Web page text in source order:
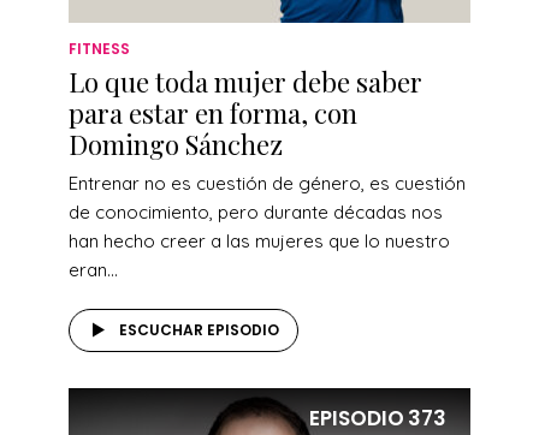
FITNESS
Lo que toda mujer debe saber
para estar en forma, con
Domingo Sánchez
Entrenar no es cuestión de género, es cuestión
de conocimiento, pero durante décadas nos
han hecho creer a las mujeres que lo nuestro
eran...
ESCUCHAR EPISODIO
EPISODIO373